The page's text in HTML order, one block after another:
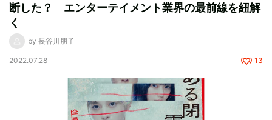
断した？ エンターテイメント業界の最前線を紐解
く
by 長谷川朋子
2022.07.28 13